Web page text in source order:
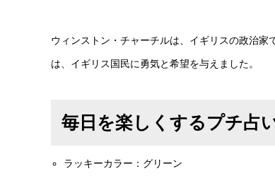
ウィンストン・チャーチルは、イギリスの政治
は、イギリス国民に勇気と希望を与えました。
毎日を楽しくするプチ占
ラッキーカラー：グリーン